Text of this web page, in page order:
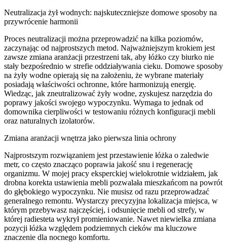
Neutralizacja żył wodnych: najskuteczniejsze domowe sposoby na
przywrócenie harmonii
Proces neutralizacji można przeprowadzić na kilka poziomów,
zaczynając od najprostszych metod. Najważniejszym krokiem jest
zawsze zmiana aranżacji przestrzeni tak, aby łóżko czy biurko nie
stały bezpośrednio w strefie oddziaływania cieku. Domowe sposoby
na żyły wodne opierają się na założeniu, że wybrane materiały
posiadają właściwości ochronne, które harmonizują energię.
Wiedząc, jak zneutralizować żyły wodne, zyskujesz narzędzia do
poprawy jakości swojego wypoczynku. Wymaga to jednak od
domownika cierpliwości w testowaniu różnych konfiguracji mebli
oraz naturalnych izolatorów.
Zmiana aranżacji wnętrza jako pierwsza linia ochrony
Najprostszym rozwiązaniem jest przestawienie łóżka o zaledwie
metr, co często znacząco poprawia jakość snu i regenerację
organizmu. W mojej pracy eksperckiej wielokrotnie widziałem, jak
drobna korekta ustawienia mebli pozwalała mieszkańcom na powrót
do głębokiego wypoczynku. Nie musisz od razu przeprowadzać
generalnego remontu. Wystarczy precyzyjna lokalizacja miejsca, w
którym przebywasz najczęściej, i odsunięcie mebli od strefy, w
której radiesteta wykrył promieniowanie. Nawet niewielka zmiana
pozycji łóżka względem podziemnych cieków ma kluczowe
znaczenie dla nocnego komfortu.